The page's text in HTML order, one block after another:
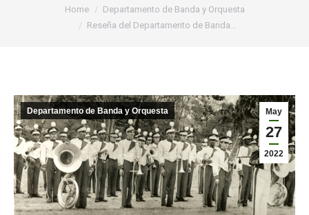
You are here:Home
Departamento de Banda y Orquesta
Reseña del Departamento de Banda…
May
27
2022
Departamento de Banda y Orquesta